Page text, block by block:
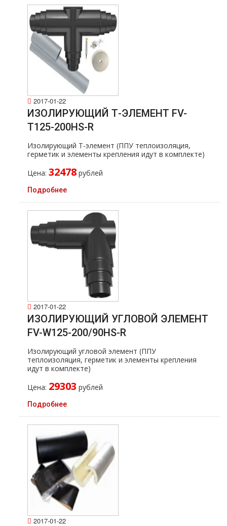
2017-01-22
ИЗОЛИРУЮЩИЙ Т-ЭЛЕМЕНТ FV-
T125-200HS-R
Изолирующий Т-элемент (ППУ теплоизоляция,
герметик и элементы крепления идут в комплекте)
Цена: 32478 рублей
Подробнее
2017-01-22
ИЗОЛИРУЮЩИЙ УГЛОВОЙ ЭЛЕМЕНТ
FV-W125-200/90HS-R
Изолирующий угловой элемент (ППУ
теплоизоляция, герметик и элементы крепления
идут в комплекте)
Цена: 29303 рублей
Подробнее
2017-01-22